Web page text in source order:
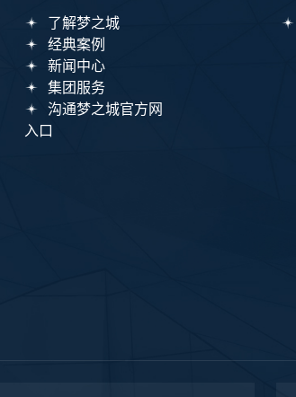
了解梦之城
经典案例
新闻中心
集团服务
沟通梦之城官方网
入口